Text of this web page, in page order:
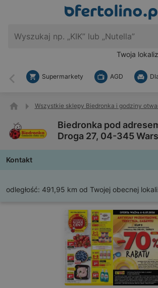
Twoja
Wstecz
Supermarkety AGD
Wszystkie sklepy Biedronka i godziny
Biedronka pod
Droga 27, 04-345
Kontakt
odległość: 491,95 km od Twojej obecnej